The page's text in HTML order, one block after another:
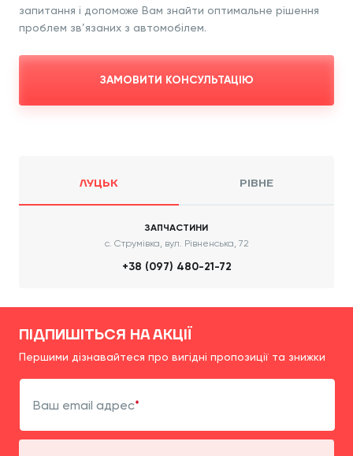
запитання і допоможе Вам знайти оптимальне рішення
проблем зв’язаних з автомобілем.
ЗАМОВИТИ КОНСУЛЬТАЦІЮ
ЛУЦЬК РІВНЕ
ЗАПЧАСТИНИ
с. Струмівка, вул. Рівненська, 72
+38 (097) 480-21-72
ПІДПИШІТЬСЯ НА АКЦІЇ
Першими дізнавайтеся про вигідні пропозиції та знижки
Ваш email адрес